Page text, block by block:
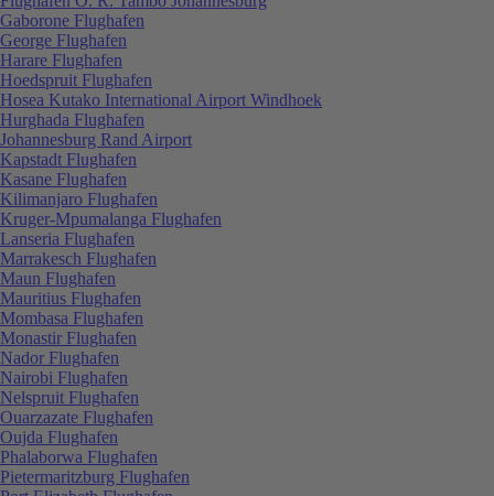
Gaborone Flughafen
George Flughafen
Harare Flughafen
Hoedspruit Flughafen
Hosea Kutako International Airport Windhoek
Hurghada Flughafen
Johannesburg Rand Airport
Kapstadt Flughafen
Kasane Flughafen
Kilimanjaro Flughafen
Kruger-Mpumalanga Flughafen
Lanseria Flughafen
Marrakesch Flughafen
Maun Flughafen
Mauritius Flughafen
Mombasa Flughafen
Monastir Flughafen
Nador Flughafen
Nairobi Flughafen
Nelspruit Flughafen
Ouarzazate Flughafen
Oujda Flughafen
Phalaborwa Flughafen
Pietermaritzburg Flughafen